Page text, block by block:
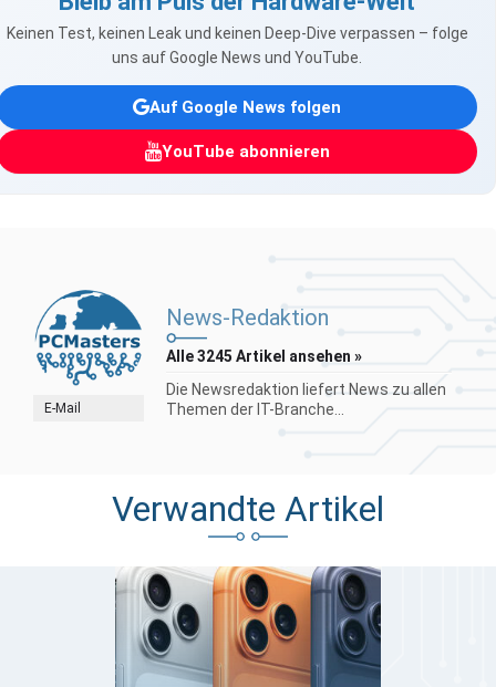
Keinen Test, keinen Leak und keinen Deep-Dive verpassen – folge
uns auf Google News und YouTube.
Auf Google News folgen
YouTube abonnieren
E-Mail
News-Redaktion
Alle 3245 Artikel ansehen »
Die Newsredaktion liefert News zu allen
Themen der IT-Branche...
Verwandte Artikel